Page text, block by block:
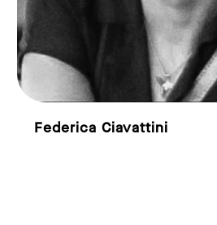
Federica Ciavattini